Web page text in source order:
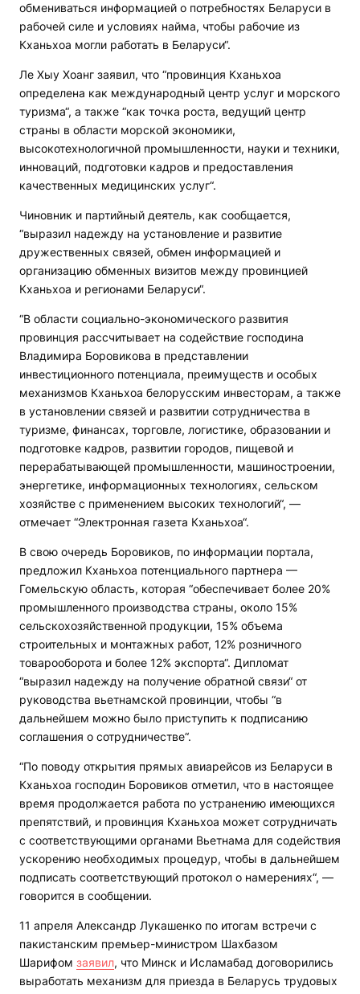
обмениваться информацией о потребностях Беларуси в
рабочей силе и условиях найма, чтобы рабочие из
Кханьхоа могли работать в Беларуси“.
Ле Хыу Хоанг заявил, что “провинция Кханьхоа
определена как международный центр услуг и морского
туризма“, а также “как точка роста, ведущий центр
страны в области морской экономики,
высокотехнологичной промышленности, науки и техники,
инноваций, подготовки кадров и предоставления
качественных медицинских услуг“.
Чиновник и партийный деятель, как сообщается,
“выразил надежду на установление и развитие
дружественных связей, обмен информацией и
организацию обменных визитов между провинцией
Кханьхоа и регионами Беларуси“.
“В области социально-экономического развития
провинция рассчитывает на содействие господина
Владимира Боровикова в представлении
инвестиционного потенциала, преимуществ и особых
механизмов Кханьхоа белорусским инвесторам, а также
в установлении связей и развитии сотрудничества в
туризме, финансах, торговле, логистике, образовании и
подготовке кадров, развитии городов, пищевой и
перерабатывающей промышленности, машиностроении,
энергетике, информационных технологиях, сельском
хозяйстве с применением высоких технологий“, —
отмечает “Электронная газета Кханьхоа“.
В свою очередь Боровиков, по информации портала,
предложил Кханьхоа потенциального партнера —
Гомельскую область, которая “обеспечивает более 20%
промышленного производства страны, около 15%
сельскохозяйственной продукции, 15% объема
строительных и монтажных работ, 12% розничного
товарооборота и более 12% экспорта“. Дипломат
“выразил надежду на получение обратной связи“ от
руководства вьетнамской провинции, чтобы “в
дальнейшем можно было приступить к подписанию
соглашения о сотрудничестве“.
“По поводу открытия прямых авиарейсов из Беларуси в
Кханьхоа господин Боровиков отметил, что в настоящее
время продолжается работа по устранению имеющихся
препятствий, и провинция Кханьхоа может сотрудничать
с соответствующими органами Вьетнама для содействия
ускорению необходимых процедур, чтобы в дальнейшем
подписать соответствующий протокол о намерениях“, —
говорится в сообщении.
11 апреля Александр Лукашенко по итогам встречи с
пакистанским премьер-министром Шахбазом
Шарифом заявил, что Минск и Исламабад договорились
выработать механизм для приезда в Беларусь трудовых